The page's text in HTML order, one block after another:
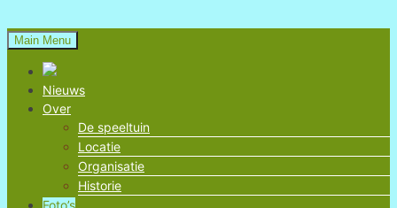
to
content
Natuurspeeltuin
Voorschoten
Main Menu
Nieuws
Over
De speeltuin
Locatie
Organisatie
Historie
Foto’s